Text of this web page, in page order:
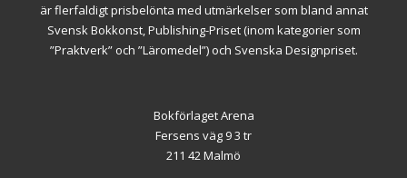
är flerfaldigt prisbelönta med utmärkelser som bland annat
Svensk Bokkonst, Publishing-Priset (inom kategorier som
”Praktverk” och ”Läromedel”) och Svenska Designpriset.
Bokförlaget Arena
Fersens väg 9 3 tr
211 42 Malmö